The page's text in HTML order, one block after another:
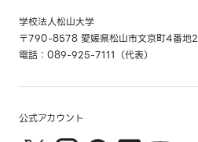
学校法人松山大学
〒790-8578 愛媛県松山市文京町4番地2
電話：089-925-7111（代表）
公式アカウント